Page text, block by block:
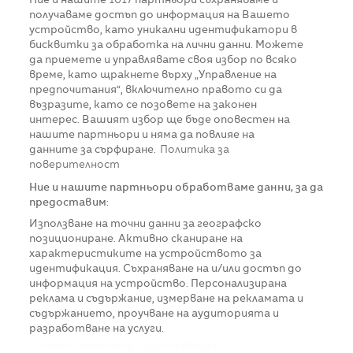
получаваме достъп до информация на Вашето
устройство, като уникални идентификатори в
бисквитки за обработка на лични данни. Можете
да приемете и управлявате своя избор по всяко
време, като щракнете върху „Управление на
предпочитания“, включително правото си да
възразите, като се позовете на законен
интерес. Вашият избор ще бъде оповестен на
нашите партньори и няма да повлияе на
данните за сърфиране.
Политика за
поверителност
Ние и нашите партньори обработваме данни, за да
предоставим:
Използване на точни данни за географско
позициониране. Активно сканиране на
характеристиките на устройството за
идентификация. Съхраняване на и/или достъп до
информация на устройство. Персонализирана
реклама и съдържание, измерване на рекламата и
съдържанието, проучване на аудиторията и
разработване на услуги.